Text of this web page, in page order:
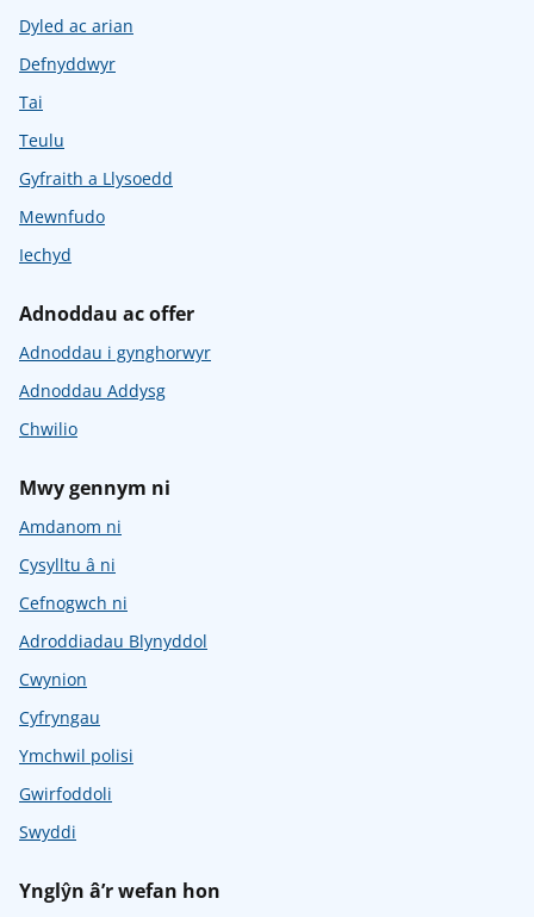
Dyled ac arian
Defnyddwyr
Tai
Teulu
Gyfraith a Llysoedd
Mewnfudo
Iechyd
Adnoddau ac offer
Adnoddau i gynghorwyr
Adnoddau Addysg
Chwilio
Mwy gennym ni
Amdanom ni
Cysylltu â ni
Cefnogwch ni
Adroddiadau Blynyddol
Cwynion
Cyfryngau
Ymchwil polisi
Gwirfoddoli
Swyddi
Ynglŷn â’r wefan hon